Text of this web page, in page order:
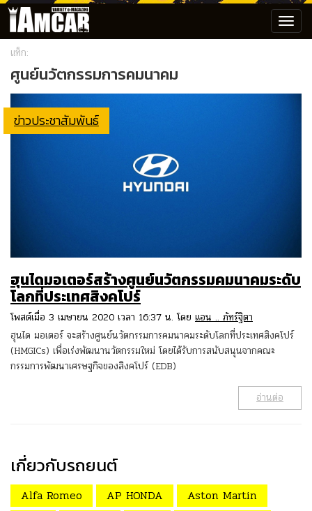
แท็ก:
ศูนย์นวัตกรรมการคมนาคม
ข่าวประชาสัมพันธ์
ฮุนไดมอเตอร์สร้างศูนย์นวัตกรรมคมนาคมระดับ
โลกที่ประเทศสิงคโปร์
โพสต์เมื่อ 3 เมษายน 2020 เวลา 16:37 น. โดย แอน .. ภัทร์ฐิตา
ฮุนได มอเตอร์ จะสร้างศูนย์นวัตกรรมการคมนาคมระดับโลกที่ประเทศสิงคโปร์
(HMGICs) เพื่อเร่งพัฒนานวัตกรรมใหม่ โดยได้รับการสนับสนุนจากคณะ
กรรมการพัฒนาเศรษฐกิจของสิงคโปร์ (EDB)
อ่านต่อ
เกี่ยวกับรถยนต์
Alfa Romeo AP HONDA
Aston Martin